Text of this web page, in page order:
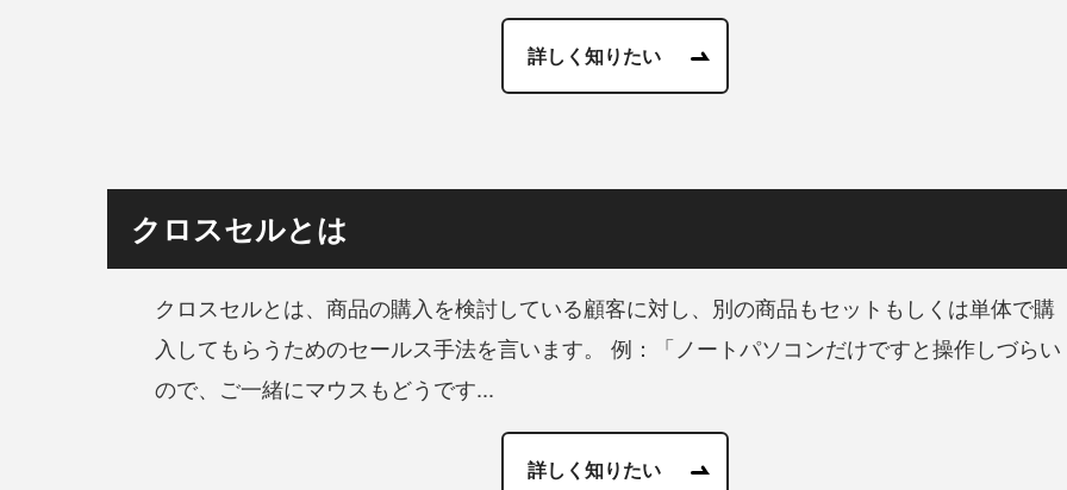
詳しく知りたい
クロスセルとは
クロスセルとは、商品の購入を検討している顧客に対し、別の商品もセットもしくは単体で購
入してもらうためのセールス手法を言います。 例：「ノートパソコンだけですと操作しづらい
ので、ご一緒にマウスもどうです...
詳しく知りたい